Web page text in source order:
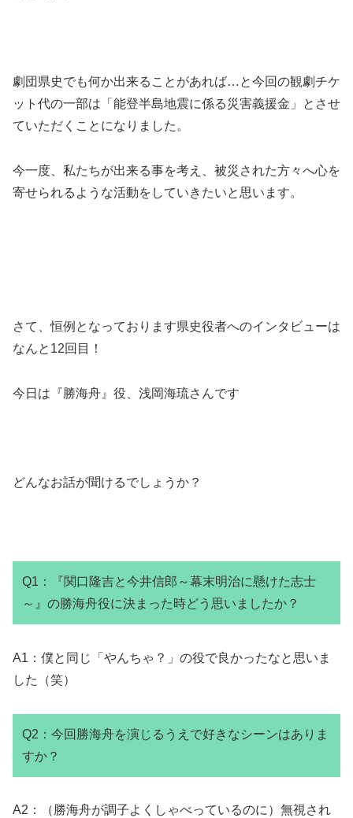
劇団県史でも何か出来ることがあれば…と今回の観劇チケ
ット代の一部は「能登半島地震に係る災害義援金」とさせ
ていただくことになりました。
今一度、私たちが出来る事を考え、被災された方々へ心を
寄せられるような活動をしていきたいと思います。
さて、恒例となっております県史役者へのインタビューは
なんと12回目！
今日は『勝海舟』役、浅岡海琉さんです
どんなお話が聞けるでしょうか？
Q1：『関口隆吉と今井信郎～幕末明治に懸けた志士
～』の勝海舟役に決まった時どう思いましたか？
A1：僕と同じ「やんちゃ？」の役で良かったなと思いま
した（笑）
Q2：今回勝海舟を演じるうえで好きなシーンはありま
すか？
A2：（勝海舟が調子よくしゃべっているのに）無視され